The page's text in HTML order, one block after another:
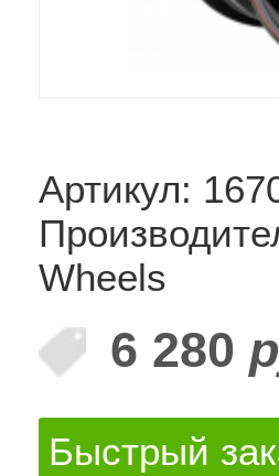
Артикул:
Wheels
6 280
Быстрый